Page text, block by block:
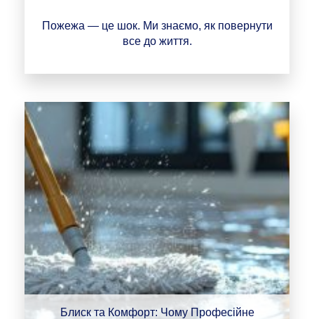
Пожежа — це шок. Ми знаємо, як повернути
все до життя.
Блиск та Комфорт: Чому Професійне